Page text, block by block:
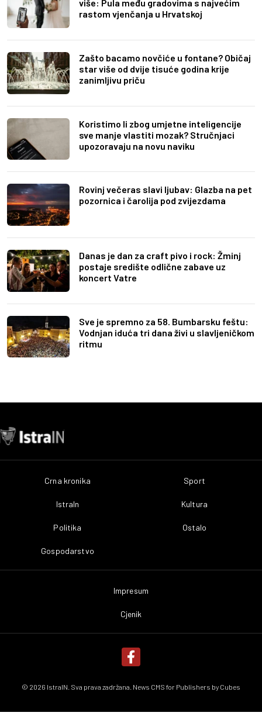
više: Pula među gradovima s najvećim
rastom vjenčanja u Hrvatskoj
Zašto bacamo novčiće u fontane? Običaj
star više od dvije tisuće godina krije
zanimljivu priču
Koristimo li zbog umjetne inteligencije
sve manje vlastiti mozak? Stručnjaci
upozoravaju na novu naviku
Rovinj večeras slavi ljubav: Glazba na pet
pozornica i čarolija pod zvijezdama
Danas je dan za craft pivo i rock: Žminj
postaje središte odlične zabave uz
koncert Vatre
Sve je spremno za 58. Bumbarsku feštu:
Vodnjan iduća tri dana živi u slavljeničkom
ritmu
Crna kronika
IstraIn
Politika
Gospodarstvo
Sport
Kultura
Ostalo
Impresum
Cjenik
© 2026 IstraIN. Sva prava zadržana. News CMS for Publishers by Cubes